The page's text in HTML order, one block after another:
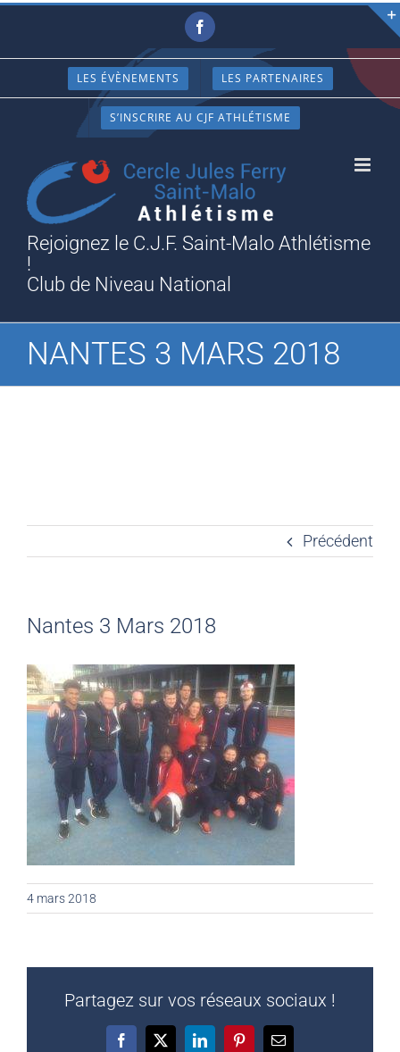
Passer
contenu
Facebook
LES ÉVÈNEMENTS LES PARTENAIRES
S’INSCRIRE AU CJF ATHLÉTISME
Rejoignez le C.J.F. Saint-Malo Athlétisme
!
Club de Niveau National
NANTES 3 MARS 2018
Précédent
Nantes 3 Mars 2018
4 mars 2018
Partagez sur vos réseaux sociaux !
Facebook
X LinkedInPinterestEmail